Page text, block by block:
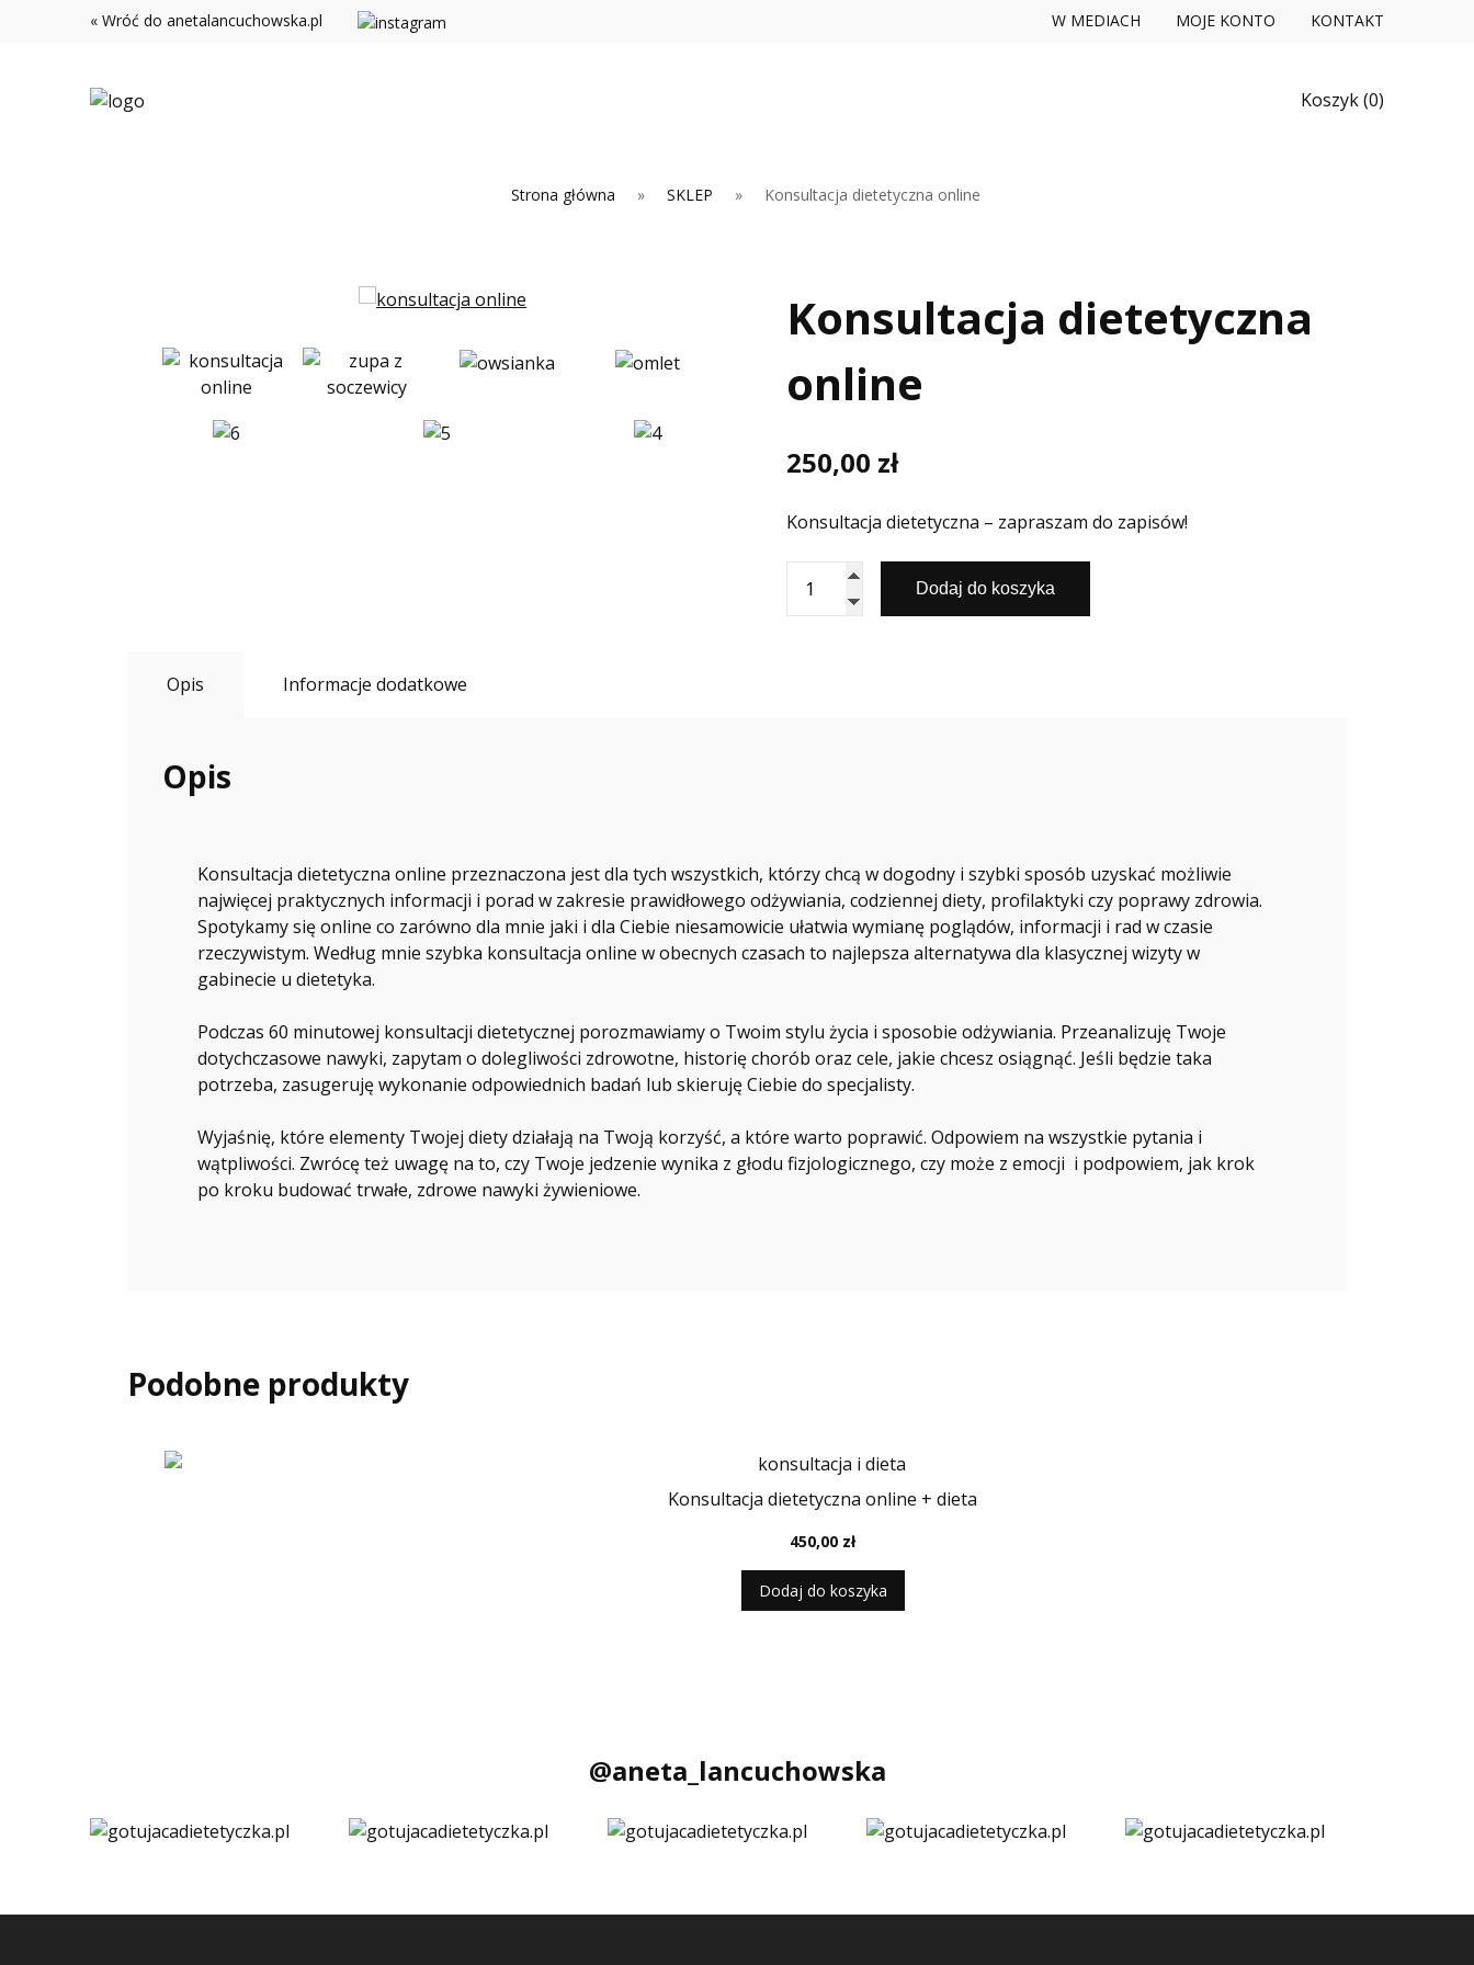
« Wróć do anetalancuchowska.pl W MEDIACH MOJE KONTO KONTAKT
Koszyk (0)
Strona główna » SKLEP » Konsultacja dietetyczna online
Konsultacja dietetyczna
online
250,00 zł
Konsultacja dietetyczna – zapraszam do zapisów!
Konsultacja
Dodaj do koszyka
Opis Informacje dodatkowe
Opis
Konsultacja dietetyczna online przeznaczona jest dla tych wszystkich, którzy chcą w dogodny i szybki sposób uzyskać możliwie
najwięcej praktycznych informacji i porad w zakresie prawidłowego odżywiania, codziennej diety, profilaktyki czy poprawy zdrowia.
Spotykamy się online co zarówno dla mnie jaki i dla Ciebie niesamowicie ułatwia wymianę poglądów, informacji i rad w czasie
rzeczywistym. Według mnie szybka konsultacja online w obecnych czasach to najlepsza alternatywa dla klasycznej wizyty w
gabinecie u dietetyka.
Podczas 60 minutowej konsultacji dietetycznej porozmawiamy o Twoim stylu życia i sposobie odżywiania. Przeanalizuję Twoje
dotychczasowe nawyki, zapytam o dolegliwości zdrowotne, historię chorób oraz cele, jakie chcesz osiągnąć. Jeśli będzie taka
potrzeba, zasugeruję wykonanie odpowiednich badań lub skieruję Ciebie do specjalisty.
Wyjaśnię, które elementy Twojej diety działają na Twoją korzyść, a które warto poprawić. Odpowiem na wszystkie pytania i
wątpliwości. Zwrócę też uwagę na to, czy Twoje jedzenie wynika z głodu fizjologicznego, czy może z emocji i podpowiem, jak krok
po kroku budować trwałe, zdrowe nawyki żywieniowe.
Podobne produkty
Konsultacja dietetyczna online + dieta
450,00 zł
Dodaj do koszyka
@aneta_lancuchowska